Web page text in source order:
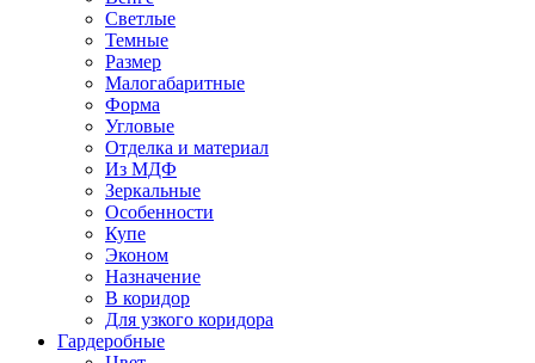
Светлые
Темные
Размер
Малогабаритные
Форма
Угловые
Отделка и материал
Из МДФ
Зеркальные
Особенности
Купе
Эконом
Назначение
В коридор
Для узкого коридора
Гардеробные